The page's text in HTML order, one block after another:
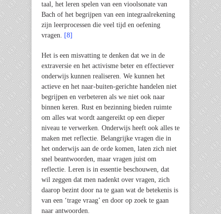
taal, het leren spelen van een vioolsonate van
Bach of het begrijpen van een integraalrekening
zijn leerprocessen die veel tijd en oefening
vragen. [8]
Het is een misvatting te denken dat we in de
extraversie en het activisme beter en effectiever
onderwijs kunnen realiseren. We kunnen het
actieve en het naar-buiten-gerichte handelen niet
begrijpen en verbeteren als we niet ook naar
binnen keren. Rust en bezinning bieden ruimte
om alles wat wordt aangereikt op een dieper
niveau te verwerken. Onderwijs heeft ook alles te
maken met reflectie. Belangrijke vragen die in
het onderwijs aan de orde komen, laten zich niet
snel beantwoorden, maar vragen juist om
reflectie. Leren is in essentie beschouwen, dat
wil zeggen dat men nadenkt over vragen, zich
daarop bezint door na te gaan wat de betekenis is
van een ‘trage vraag’ en door op zoek te gaan
naar antwoorden.